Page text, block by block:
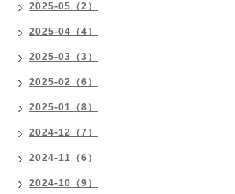
2025-05（2）
2025-04（4）
2025-03（3）
2025-02（6）
2025-01（8）
2024-12（7）
2024-11（6）
2024-10（9）